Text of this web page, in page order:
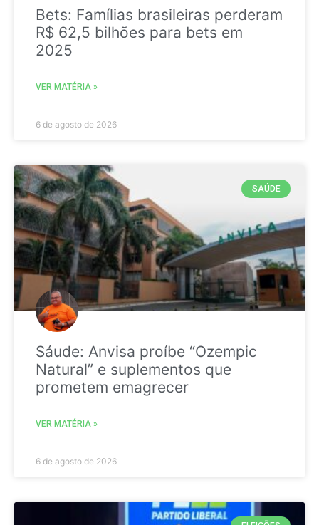
Bets: Famílias brasileiras perderam
R$ 62,5 bilhões para bets em
2025
VER MATÉRIA »
6 de agosto de 2026
SAÚDE
Sáude: Anvisa proíbe “Ozempic
Natural” e suplementos que
prometem emagrecer
VER MATÉRIA »
6 de agosto de 2026